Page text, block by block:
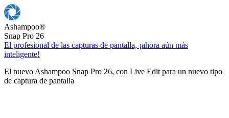
Ashampoo®
Snap Pro 26
El profesional de las capturas de pantalla, ¡ahora aún más
inteligente!
El nuevo Ashampoo Snap Pro 26, con Live Edit para un nuevo tipo
de captura de pantalla